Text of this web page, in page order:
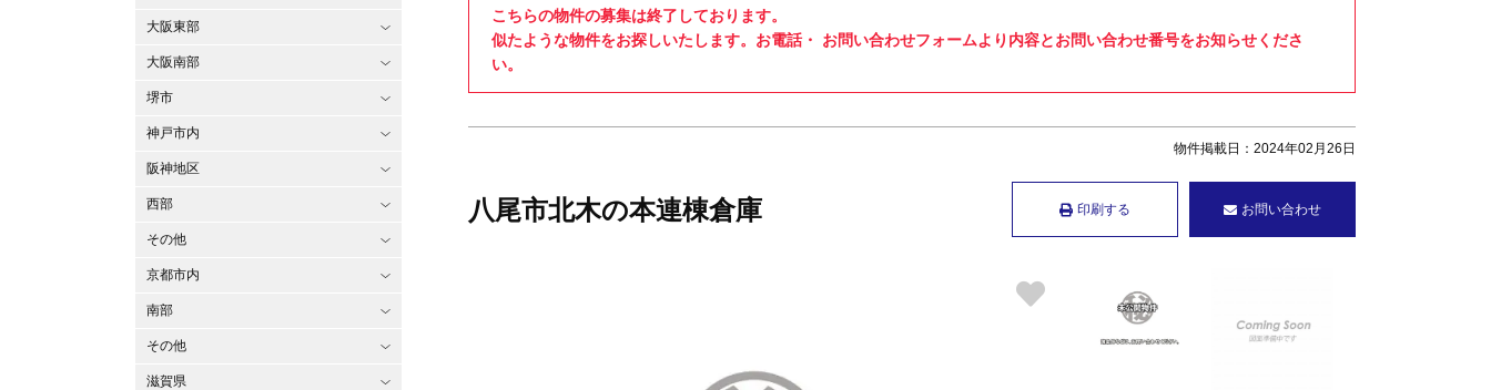
こちらの物件の募集は終了しております。
似たような物件をお探しいたします。お電話・ お問い合わせフォームより内容とお問い合わせ番号をお知らせくださ
い。
物件掲載日：2024年02月26日
印刷する お問い合わせ
八尾市北木の本連棟倉庫
大阪東部
大阪南部
堺市
神戸市内
阪神地区
西部
その他
京都市内
南部
その他
滋賀県